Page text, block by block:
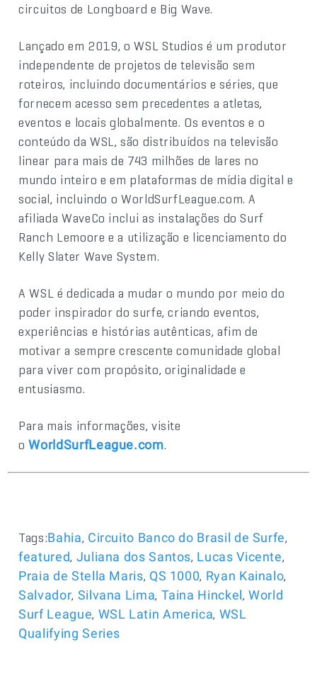
circuitos de Longboard e Big Wave.
Lançado em 2019, o WSL Studios é um produtor
independente de projetos de televisão sem
roteiros, incluindo documentários e séries, que
fornecem acesso sem precedentes a atletas,
eventos e locais globalmente. Os eventos e o
conteúdo da WSL, são distribuídos na televisão
linear para mais de 743 milhões de lares no
mundo inteiro e em plataformas de mídia digital e
social, incluindo o WorldSurfLeague.com. A
afiliada WaveCo inclui as instalações do Surf
Ranch Lemoore e a utilização e licenciamento do
Kelly Slater Wave System.
A WSL é dedicada a mudar o mundo por meio do
poder inspirador do surfe, criando eventos,
experiências e histórias autênticas, afim de
motivar a sempre crescente comunidade global
para viver com propósito, originalidade e
entusiasmo.
Para mais informações, visite
oWorldSurfLeague.com.
Tags:Bahia, Circuito Banco do Brasil de Surfe,
featured, Juliana dos Santos, Lucas Vicente,
Praia de Stella Maris, QS 1000, Ryan Kainalo,
Salvador, Silvana Lima, Taina Hinckel,World
Surf League, WSL Latin America, WSL
Qualifying Series